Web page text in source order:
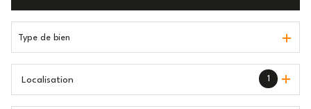
Type de bien
1
Localisation